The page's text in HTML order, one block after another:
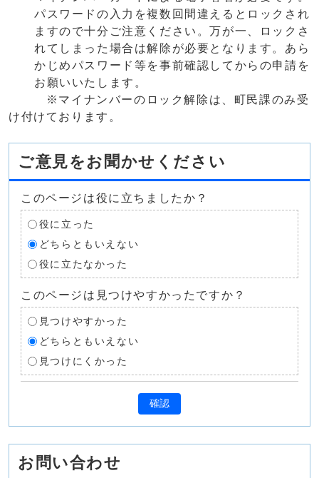
パスワードの入力を複数回間違えるとロックされ
ますので十分ご注意ください。万が一、ロックさ
れてしまった場合は解除が必要となります。あら
かじめパスワード等を事前確認してからの申請を
お願いいたします。
※マイナンバーのロック解除は、町民課のみ受
け付けております。
ご意見をお聞かせください
このページは役に立ちましたか？
役に立った
どちらともいえない
役に立たなかった
このページは見つけやすかったですか？
見つけやすかった
どちらともいえない
見つけにくかった
確認
お問い合わせ